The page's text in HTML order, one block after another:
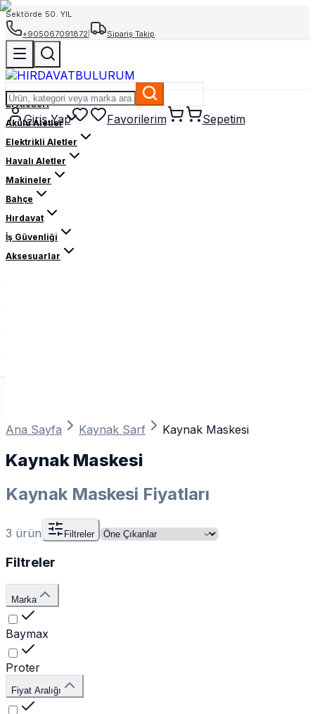
Sektörde 50. YIL
+905067091872
Sipariş Takip
Giriş Yap Favorilerim Sepetim
El Aletleri
Akülü Aletler
Elektrikli Aletler
Havalı Aletler
Makineler
Bahçe
Hırdavat
İş Güvenliği
Aksesuarlar
Ana Sayfa Kaynak Sarf Kaynak Maskesi
Kaynak Maskesi
Kaynak Maskesi Fiyatları
3 ürün Filtreler
Filtreler
Marka
Baymax
Proter
Fiyat Aralığı